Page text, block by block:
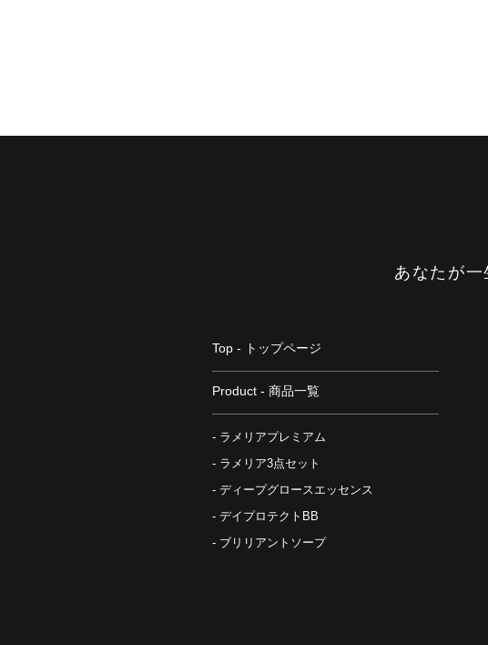
あなたが一
Top - トップページ
Product - 商品一覧
ラメリアプレミアム
ラメリア3点セット
ディープグロースエッセンス
デイプロテクトBB
ブリリアントソープ